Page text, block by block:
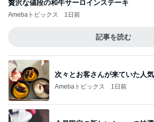
Amebaトピックス 1日前
会員限定の新しいショーの抽選
Amebaトピックス 9時間前
コストコで見つけた新発売商品